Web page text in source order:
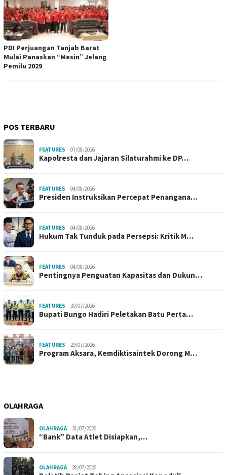
PDI Perjuangan Tanjab Barat
Mulai Panaskan “Mesin” Jelang
Pemilu 2029
POS TERBARU
FEATURES 07/08/2026
Kapolresta dan Jajaran Silaturahmi ke DP…
FEATURES 04/08/2026
Presiden Instruksikan Percepat Penangana…
FEATURES 04/08/2026
Hukum Tak Tunduk pada Persepsi: Kritik M…
FEATURES 04/08/2026
Pentingnya Penguatan Kapasitas dan Dukun…
FEATURES 30/07/2026
Bupati Bungo Hadiri Peletakan Batu Perta…
FEATURES 29/07/2026
Program Aksara, Kemdiktisaintek Dorong M…
OLAHRAGA
OLAHRAGA 31/07/2026
“Bank” Data Atlet Disiapkan,…
OLAHRAGA 28/07/2026